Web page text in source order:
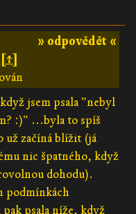
» odpovědět «
[↑]
jsem psala "nebyl
:)" ...byla to spíš
už začíná blížit (já
nic špatného, když
dohodu).
podmínkách
psala níže, když